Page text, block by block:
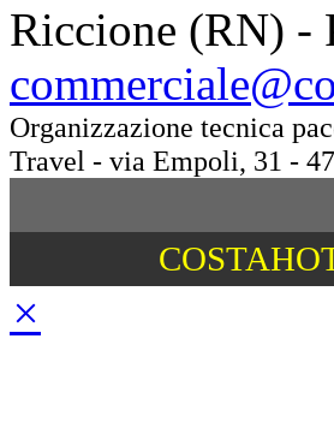
Riccione (RN) -
Organizzazione tecnica
Travel - via Empoli, 31 -
×